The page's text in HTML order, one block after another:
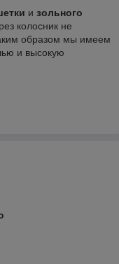
и зольного
колосник не
образом мы имеем
и высокую